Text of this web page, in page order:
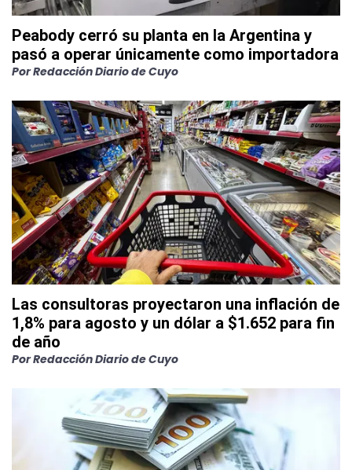
Peabody cerró su planta en la Argentina y
pasó a operar únicamente como importadora
PorRedacción Diario de Cuyo
Las consultoras proyectaron una inflación de
1,8% para agosto y un dólar a $1.652 para fin
de año
PorRedacción Diario de Cuyo